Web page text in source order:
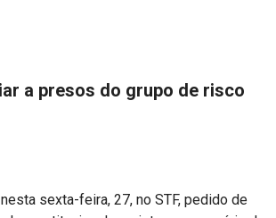
a presos do grupo de risco
sexta-feira, 27, no STF, pedido de